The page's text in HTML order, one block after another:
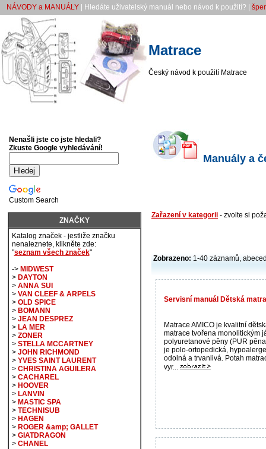
NÁVODY a MANUÁLY| Hledáte uživatelský manuál nebo návod k použití? |
Matrace
Český návod k použití Matrace
Manuály a
Zařazení v kategorii - zvolte si
Zobrazeno: 1-40 záznamů,
Servisní manuál Dětská
Matrace AMICO je kvalitní
matrace tvořena monolitickým
polyuretanové pěny (PUR
je polo-ortopedická,
odolná a trvanlivá. Potah
vyr...
Nenašli jste co jste hledali?
Zkuste Google vyhledávání!
Custom Search
ZNAČKY
Katalog značek - jestliže značku
nenaleznete, klikněte zde:
"seznam všech značek"
-> MIDWEST
> DAYTON
> ANNA SUI
> VAN CLEEF & ARPELS
> OLD SPICE
> BOMANN
> JEAN DESPREZ
> LA MER
> ZONER
> STELLA MCCARTNEY
> JOHN RICHMOND
> YVES SAINT LAURENT
> CHRISTINA AGUILERA
> CACHAREL
> HOOVER
> LANVIN
> MASTIC SPA
> TECHNISUB
> HAGEN
> ROGER &amp; GALLET
> GIATDRAGON
> CHANEL